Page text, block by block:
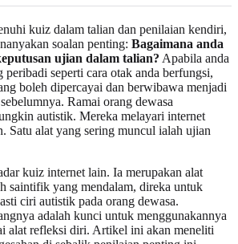
kuiz dalam talian dan penilaian kendiri,
soalan penting: Bagaimana anda
ujian dalam talian? Apabila anda
peribadi seperti cara otak anda berfungsi,
boleh dipercayai dan berwibawa menjadi
Ramai orang dewasa
autistik. Mereka melayari internet
Satu alat yang sering muncul ialah ujian
kuiz internet lain. Ia merupakan alat
saintifik yang mendalam, direka untuk
ciri autistik pada orang dewasa.
adalah kunci untuk menggunakannya
alat refleksi diri. Artikel ini akan meneliti